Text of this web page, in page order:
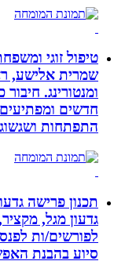
טיפול זוגי ומשפחתי
שמרית אלישע, ראשון
ומנטורינג. חיבור
חדשים ומפתיעים
התפתחות ושגשוג.
תכנון פרישה גדעון
גדעון מגל, מקציר,
לפורשים/ות לפנסיה
סיוע בהבנת